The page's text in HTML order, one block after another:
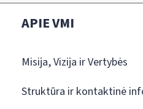
APIE VMI
Misija, Vizija ir Vertybės
Struktūra ir kontaktinė